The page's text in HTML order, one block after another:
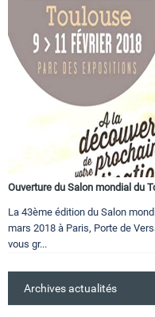
Ouverture du Salon mondial du
La 43ème édition du Salon
mars 2018 à Paris, Porte de
vous gr...
Archives actualités